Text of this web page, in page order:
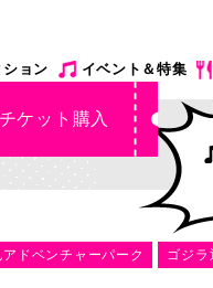
ョン イベント＆特集
チケット購入
ドベンチャーパーク ゴジラ